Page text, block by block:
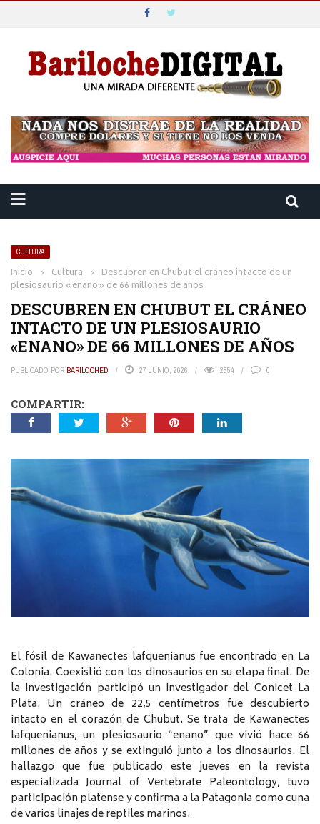
CULTURA
Inicio › Cultura › Descubren en Chubut el cráneo intacto de un
plesiosaurio «enano» de 66 millones de años
DESCUBREN EN CHUBUT EL CRÁNEO
INTACTO DE UN PLESIOSAURIO
«ENANO» DE 66 MILLONES DE AÑOS
PUBLICADO POR BARILOCHED 27 JUNIO, 2026 2854 0
COMPARTIR:
El fósil de Kawanectes lafquenianus fue encontrado en La
Colonia. Coexistió con los dinosaurios en su etapa final. De
la investigación participó un investigador del Conicet La
Plata. Un cráneo de 22,5 centímetros fue descubierto
intacto en el corazón de Chubut. Se trata de Kawanectes
lafquenianus, un plesiosaurio “enano” que vivió hace 66
millones de años y se extinguió junto a los dinosaurios. El
hallazgo que fue publicado este jueves en la revista
especializada Journal of Vertebrate Paleontology, tuvo
participación platense y confirma a la Patagonia como cuna
de varios linajes de reptiles marinos.